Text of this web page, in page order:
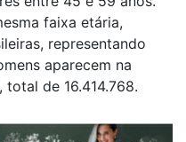
faixa etária,
representando
aparecem na
total de 16.414.768.